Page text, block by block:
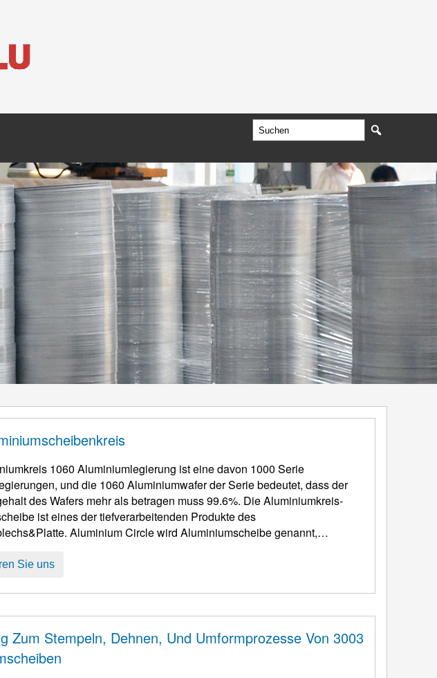
1060 Aluminiumlegierung ist eine davon 1000 Serie
und die 1060 Aluminiumwafer der Serie bedeutet, dass der
des Wafers mehr als betragen muss 99.6%. Die Aluminiumkreis-
ist eines der tiefverarbeitenden Produkte des
Aluminium Circle wird Aluminiumscheibe genannt,
und Alu ...
Sie uns
Zum Stempeln, Dehnen, Und Umformprozesse Von 3003